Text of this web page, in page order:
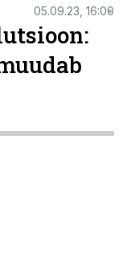
05.09.23, 16:00